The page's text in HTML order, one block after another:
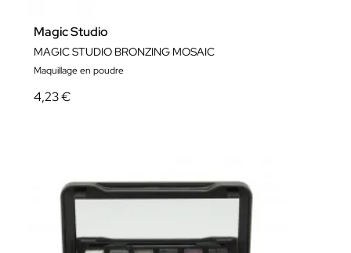
Magic Studio
MAGIC STUDIO BRONZING MOSAIC
Maquillage en poudre
4,23 €